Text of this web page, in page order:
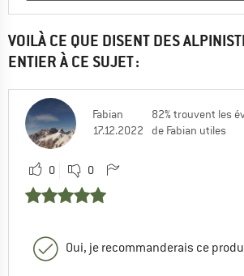
VOILÀ CE QUE DISENT DES
ENTIER À CE SUJET :
Fabian
17.12.2022
82% trouvent les
de Fabian utiles
0 0
Oui, je recommanderais ce